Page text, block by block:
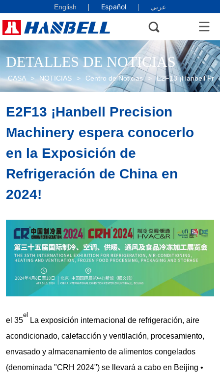
English Español عربي
DETALLES DE NOTICIAS
CASA > NOTICIAS > Centro de Noticias > E2F13 ¡Hanbell
E2F13 ¡Hanbell Precision
Machinery espera conocerlo
en la Exposición de
Refrigeración de China en
2024!